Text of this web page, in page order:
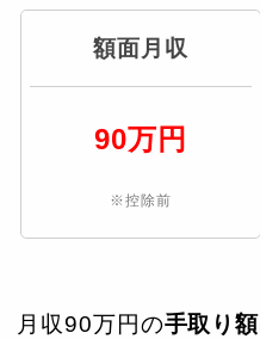
額面月収
90万円
※控除前
月収90万円の手取り